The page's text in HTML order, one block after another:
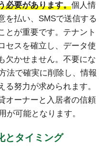
必要があります。個人情
を払い、SMSで送信する
とが重要です。テナント
セスを確立し、データ使
欠かせません。不要にな
法で確実に削除し、情報
努力が求められます。
オーナーと入居者の信頼
が可能となります。
とタイミング